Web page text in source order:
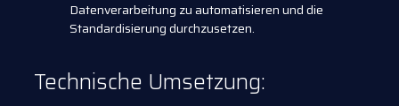
Datenverarbeitung zu automatisieren und die
Standardisierung durchzusetzen.
Technische Umsetzung: